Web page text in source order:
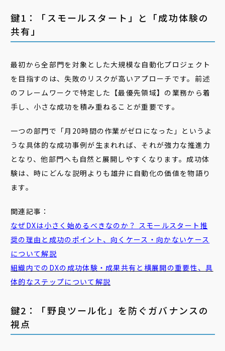
鍵1：「スモールスタート」と「成功体験の
共有」
最初から全部門を対象とした大規模な自動化プロジェクト
を目指すのは、失敗のリスクが高いアプローチです。前述
のフレームワークで特定した【最優先領域】の業務から着
手し、小さな成功を積み重ねることが重要です。
一つの部門で「月20時間の作業がゼロになった」というよ
うな具体的な成功事例が生まれれば、それが強力な推進力
となり、他部門へも自然と展開しやすくなります。成功体
験は、時にどんな説明よりも雄弁に自動化の価値を物語り
ます。
関連記事：
なぜDXは小さく始めるべきなのか？ スモールスタート 推
奨の理由と成功のポイント、向くケース・向かないケース
について解説
組織内でのDXの成功体験・成果共有と横展開の重要性、具
体的なステップについて解説
鍵2：「野良ツール化」を防ぐガバナンスの
視点